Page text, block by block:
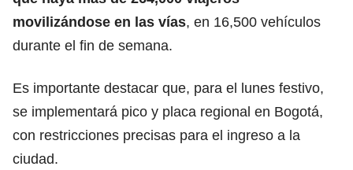
movilizándose en las vías, en 16,500 vehículos
durante el fin de semana.
Es importante destacar que, para el lunes festivo,
se implementará pico y placa regional en Bogotá,
con restricciones precisas para el ingreso a la
ciudad.